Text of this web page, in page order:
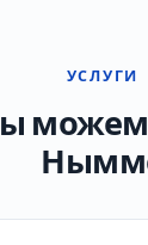
УСЛУГИ
можем